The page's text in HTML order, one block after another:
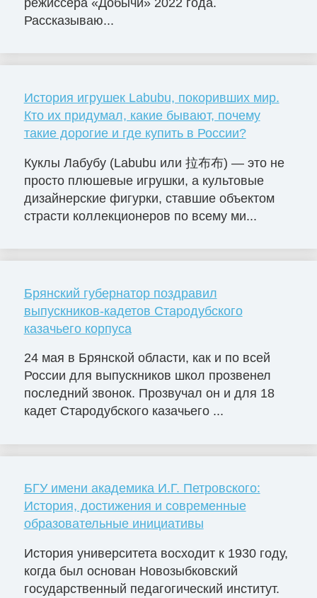
Рассказываю...
История игрушек Labubu, покоривших мир.
Кто их придумал, какие бывают, почему
такие дорогие и где купить в России?
Куклы Лабубу (Labubu или 拉布布) — это не
просто плюшевые игрушки, а культовые
дизайнерские фигурки, ставшие объектом
страсти коллекционеров по всему ми...
Брянский губернатор поздравил
выпускников-кадетов Стародубского
казачьего корпуса
24 мая в Брянской области, как и по всей
России для выпускников школ прозвенел
последний звонок. Прозвучал он и для 18
кадет Стародубского казачьего ...
БГУ имени академика И.Г. Петровского:
История, достижения и современные
образовательные инициативы
История университета восходит к 1930 году,
когда был основан Новозыбковский
государственный педагогический институт.